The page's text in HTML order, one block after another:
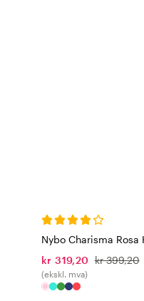
Nybo Charisma Rosa
kr 319,20 kr 399,20
(ekskl. mva)